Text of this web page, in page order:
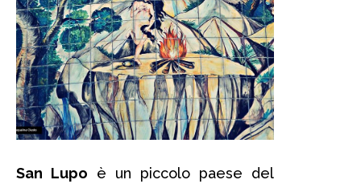
San Lupo è un piccolo paese del